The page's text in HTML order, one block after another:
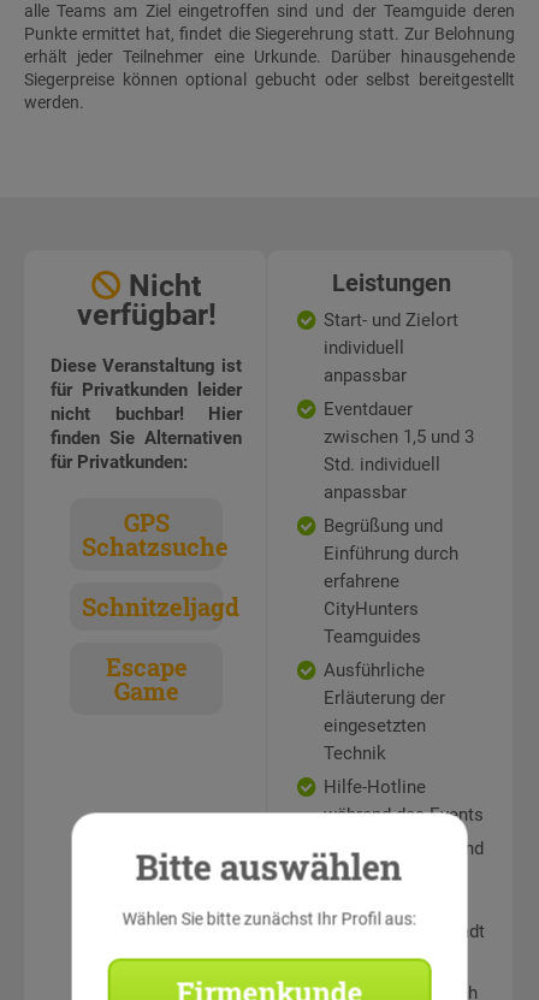
alle Teams am Ziel eingetroffen sind und der Teamguide deren
Punkte ermittet hat, findet die Siegerehrung statt. Zur Belohnung
erhält jeder Teilnehmer eine Urkunde. Darüber hinausgehende
Siegerpreise können optional gebucht oder selbst bereitgestellt
werden.
Nicht
verfügbar!
Diese Veranstaltung ist
für Privatkunden leider
nicht buchbar! Hier
finden Sie Alternativen
für Privatkunden:
GPS
Schatzsuche
Schnitzeljagd
Escape
Game
Leistungen
Start- und Zielort
individuell
anpassbar
Eventdauer
zwischen 1,5 und 3
Std. individuell
anpassbar
Begrüßung und
Einführung durch
erfahrene
CityHunters
Teamguides
Ausführliche
Erläuterung der
eingesetzten
Technik
Hilfe-Hotline
während des Events
Rätselstationen und
Teamaufgaben an
Punkten in der Stadt
Auswertung und
Siegerehrung durch
Bitte auswählen
Wählen Sie bitte zunächst Ihr Profil aus:
Firmenkunde